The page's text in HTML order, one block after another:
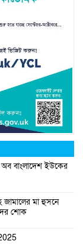
অব বাংলাদেশ ইউকের
জামালের মা হুসনে
শোক